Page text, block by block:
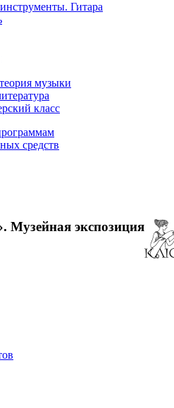
Гитара
музыки
класс
средств
экспозиция